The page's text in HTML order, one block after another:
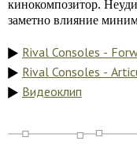
кинокомпозитор.
заметно влияние
Rival Consoles -
Rival Consoles -
Видеоклип